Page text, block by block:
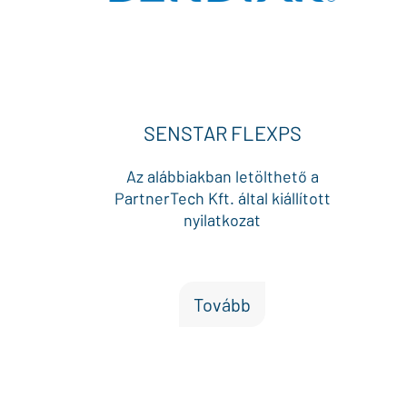
SENSTAR FLEXPS
Az alábbiakban letölthető a
PartnerTech Kft. által kiállított
nyilatkozat
Tovább